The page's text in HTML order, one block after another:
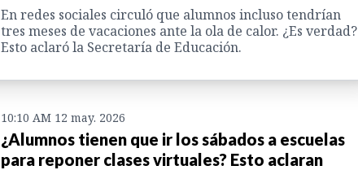
En redes sociales circuló que alumnos incluso tendrían
tres meses de vacaciones ante la ola de calor. ¿Es verdad?
Esto aclaró la Secretaría de Educación.
10:10 AM 12 may. 2026
¿Alumnos tienen que ir los sábados a escuelas
para reponer clases virtuales? Esto aclaran